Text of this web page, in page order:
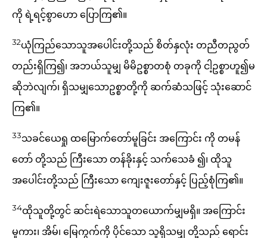
ကို ရဲ့ရင့်စွာဟော ပြောကြ၏။
32ယုံကြည်သောသူအပေါင်းတို့သည် စိတ်နှလုံး တညီတညွတ်
တည်းရှိကြ၍၊ အဘယ်သူမျှ မိမိဥစ္စာတစုံ တခုကို ငါ့ဥစ္စာဟူ၍မ
ဆိုဘဲလျက်၊ ရှိသမျှသောဥစ္စာတို့ကို ဆက်ဆံသဖြင့် သုံးဆောင်
ကြ၏။
33သခင်ယေရှု ထမြောက်တော်မူခြင်း အကြောင်း ကို တမန်
တော် တို့သည် ကြီးသော တန်ခိုးနှင့် သက်သေခံ ၍၊ ထိုသူ
အပေါင်းတို့သည် ကြီးသော ကျေးဇူးတော်နှင့် ပြည့်စုံကြ၏။
34ထိုသူတို့တွင် ဆင်းရဲသောသူတယောက်မျှမရှိ။ အကြောင်း
မူကား၊ အိမ်၊ မြေကွက်ကို ပိုင်သော သူရှိသမျှ တို့သည် ရောင်း